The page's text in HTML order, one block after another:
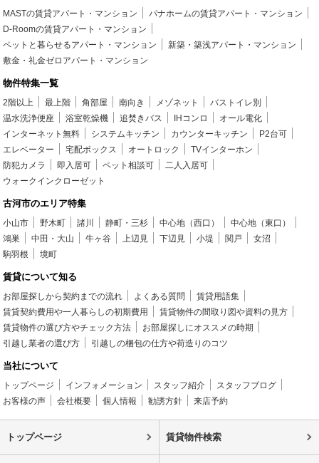
MASTの賃貸アパート・マンション
パナホームの賃貸アパート・マンション
D-Roomの賃貸アパート・マンション
ペットと暮らせるアパート・マンション
新築・築浅アパート・マンション
敷金・礼金ゼロアパート・マンション
物件特集一覧
2階以上 最上階 角部屋 南向き メゾネット
バストイレ別
温水洗浄便座
浴室乾燥機 追焚きバス IHコンロ
オール電化
インターネット無料
システムキッチン カウンターキッチン
P2台可
エレベーター
宅配ボックス オートロック
TVインターホン
防犯カメラ
即入居可 ペット相談可
二人入居可
ウォークインクローゼット
古河市のエリア特集
小山市 野木町 諸川 静町・三杉 中心地（西口）
中心地（東口）
鴻巣
中田・大山 牛ヶ谷 上辺見 下辺見 小堤 関戸
女沼
駒羽根
境町
賃貸について知る
お部屋探しから契約までの流れ よくある質問
賃貸用語集
賃貸契約費用や一人暮らしの初期費用
賃貸物件の間取り図や資料の見方
賃貸物件の選び方やチェック方法
お部屋探しにオススメの時期
引越し業者の選び方
引越しの梱包の仕方や荷造りのコツ
当社について
トップページ インフォメーション スタッフ紹介
スタッフブログ
お客様の声
会社概要 個人情報 勧誘方針 来店予約
トップページ 賃貸物件検索